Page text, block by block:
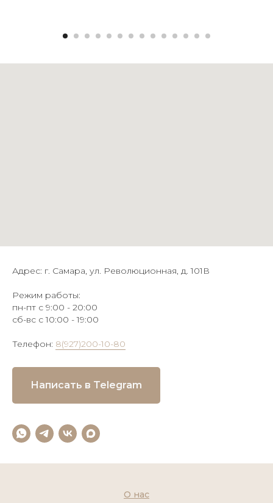
Адрес: г. Самара, ул. Революционная, д. 101В
Режим работы:
пн-пт с 9:00 - 20:00
сб-вс с 10:00 - 19:00
Телефон: 8(927)200-10-80
Написать в Telegram
О нас